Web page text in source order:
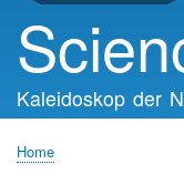
Kaleidoskop der
Home